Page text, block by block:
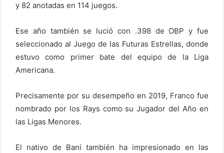
y 82 anotadas en 114 juegos.
Ese año también se lució con .398 de OBP y fue
seleccionado al Juego de las Futuras Estrellas, donde
estuvo como primer bate del equipo de la Liga
Americana.
Precisamente por su desempeño en 2019, Franco fue
nombrado por los Rays como su Jugador del Año en
las Ligas Menores.
El nativo de Baní también ha impresionado en las